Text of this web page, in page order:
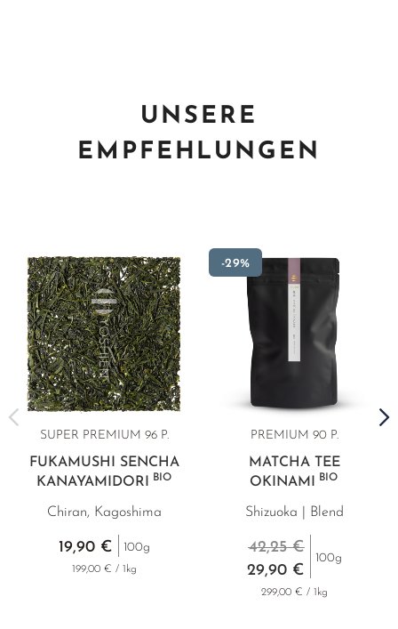
UNSERE
EMPFEHLUNGEN
SUPER PREMIUM 96 P.
FUKAMUSHI SENCHA
KANAYAMIDORI
BIO
Chiran, Kagoshima
19,90 € 100g
199,00 € / 1kg
-29%
PREMIUM 90 P.
MATCHA TEE
OKINAMI
BIO
Shizuoka | Blend
29,90 €
42,25 €
100g
299,00 € / 1kg